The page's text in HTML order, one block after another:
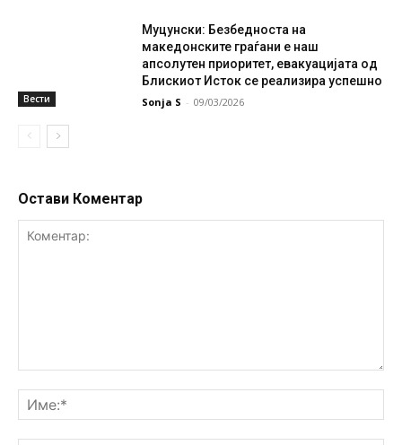
Вести
Муцунски: Безбедноста на
македонските граѓани е наш
апсолутен приоритет, евакуацијата од
Блискиот Исток се реализира успешно
Sonja S - 09/03/2026
Остави Коментар